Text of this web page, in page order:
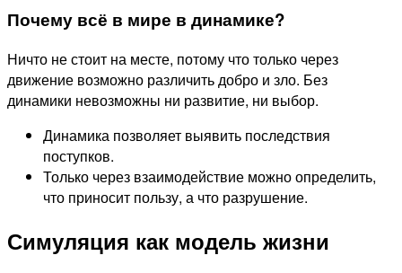
Почему всё в мире в динамике?
Ничто не стоит на месте, потому что только через
движение возможно различить добро и зло. Без
динамики невозможны ни развитие, ни выбор.
Динамика позволяет выявить последствия
поступков.
Только через взаимодействие можно определить,
что приносит пользу, а что разрушение.
Симуляция как модель жизни